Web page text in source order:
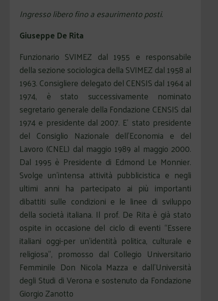
Ingresso libero fino a esaurimento posti.
Giuseppe De Rita
Funzionario SVIMEZ dal 1955 e responsabile
della sezione sociologica della SVIMEZ dal 1958 al
1963. Consigliere delegato del CENSIS dal 1964 al
1974, è stato successivamente nominato
segretario generale della Fondazione CENSIS dal
1974 e presidente dal 2007. E’ stato presidente
del Consiglio Nazionale dell’Economia e del
Lavoro (CNEL) dal maggio 1989 al maggio 2000.
Dal 1995 è Presidente di Edmond Le Monnier.
Svolge un’intensa attività pubblicistica e negli
ultimi anni ha partecipato ai più importanti
dibattiti sulle condizioni e le linee di sviluppo
della società italiana. Il prof. De Rita è già stato
ospite in occasione del ciclo di eventi “Essere
italiani oggi-per un’identità politica, culturale e
religiosa”, promosso dal Collegio Universitario
Femminile Don Nicola Mazza e dall’Università
degli Studi di Verona e sostenuto da Fondazione
Giorgio Zanotto